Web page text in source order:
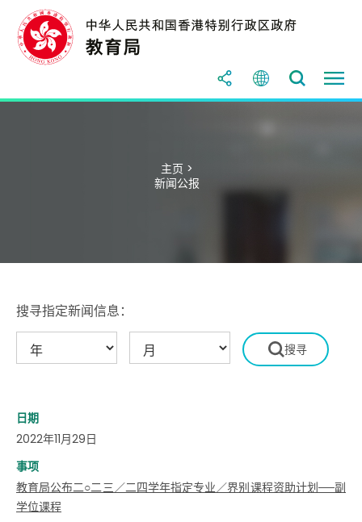
主页 >
新闻公报
搜寻指定新闻信息：
日期
2022年11月29日
事项
教育局公布二○二三／二四学年指定专业／界别课程资助计划──副
学位课程